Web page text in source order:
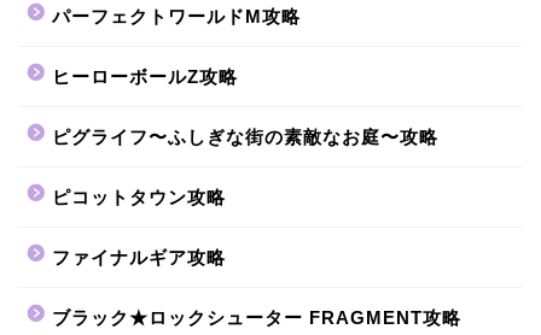
パーフェクトワールドM攻略
ヒーローボールZ攻略
ピグライフ〜ふしぎな街の素敵なお庭〜攻略
ピコットタウン攻略
ファイナルギア攻略
ブラック★ロックシューター FRAGMENT攻略